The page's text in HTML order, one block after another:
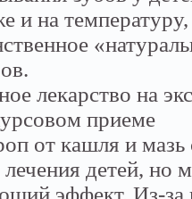
и на
лекарство на
приеме
от кашля и
лечения детей,
эффект. Из-за